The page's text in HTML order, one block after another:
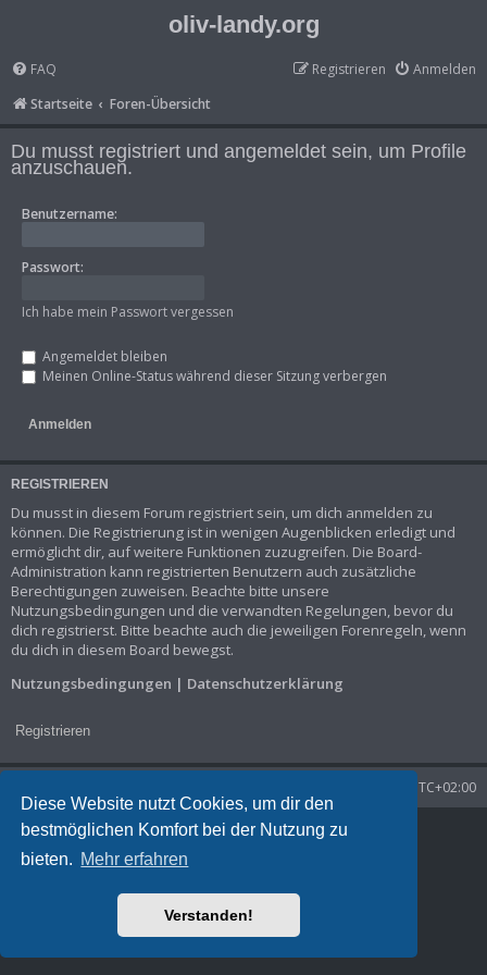
Diese Website nutzt Cookies, um dir den
bestmöglichen Komfort bei der Nutzung zu
bieten. Mehr erfahren
Verstanden!
oliv-landy.org
FAQ Anmelden
Registrieren
Startseite
Foren-Übersicht
Du musst registriert und angemeldet sein, um Profile
anzuschauen.
Benutzername:
Passwort:
Ich habe mein Passwort vergessen
Angemeldet bleiben
Meinen Online-Status während dieser Sitzung verbergen
REGISTRIEREN
Du musst in diesem Forum registriert sein, um dich anmelden zu
können. Die Registrierung ist in wenigen Augenblicken erledigt und
ermöglicht dir, auf weitere Funktionen zuzugreifen. Die Board-
Administration kann registrierten Benutzern auch zusätzliche
Berechtigungen zuweisen. Beachte bitte unsere
Nutzungsbedingungen und die verwandten Regelungen, bevor du
dich registrierst. Bitte beachte auch die jeweiligen Forenregeln, wenn
du dich in diesem Board bewegst.
Nutzungsbedingungen | Datenschutzerklärung
Registrieren
UTC+02:00
Powered byphpBB ® Forum Software © phpBB Limited
Datenschutz